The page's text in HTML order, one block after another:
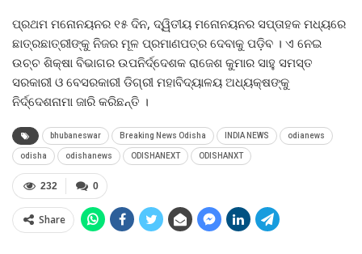
ପ୍ରଥମ ମନୋନୟନର ୧୫ ଦିନ, ଦ୍ୱିତୀୟ ମନୋନୟନର ସପ୍ତାହକ ମଧ୍ୟରେ
ଛାତ୍ରଛାତ୍ରୀଙ୍କୁ ନିଜର ମୂଳ ପ୍ରମାଣପତ୍ର ଦେବାକୁ ପଡ଼ିବ । ଏ ନେଇ
ଉଚ୍ଚ ଶିକ୍ଷା ବିଭାଗର ଉପନିର୍ଦ୍ଦେଶକ ରାଜେଶ କୁମାର ସାହୁ ସମସ୍ତ
ସରକାରୀ ଓ ବେସରକାରୀ ଡିଗ୍ରୀ ମହାବିଦ୍ୟାଳୟ ଅଧ୍ୟକ୍ଷଙ୍କୁ
ନିର୍ଦ୍ଦେଶନାମା ଜାରି କରିଛନ୍ତି ।
bhubaneswar Breaking News Odisha INDIA NEWS odianews
odisha odishanews ODISHANEXT ODISHANXT
0
232
Share